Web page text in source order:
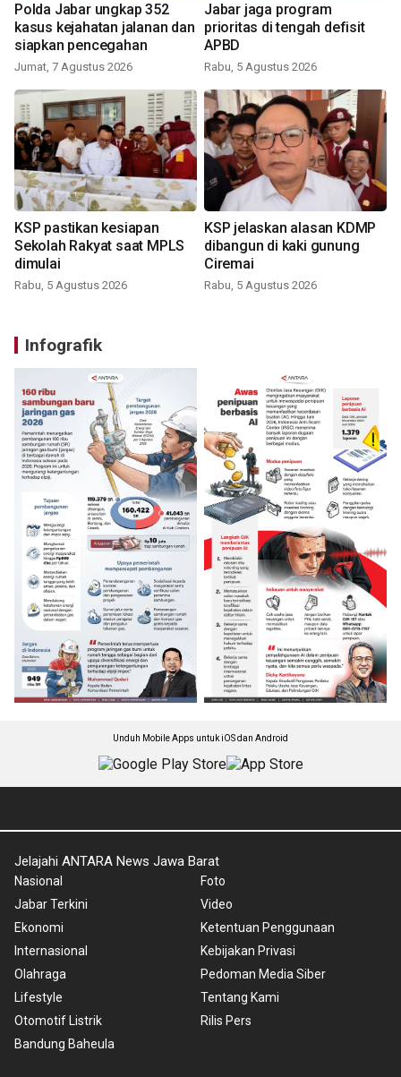
Polda Jabar ungkap 352
kasus kejahatan jalanan dan
siapkan pencegahan
Jumat, 7 Agustus 2026
Jabar jaga program
prioritas di tengah defisit
APBD
Rabu, 5 Agustus 2026
KSP pastikan kesiapan
Sekolah Rakyat saat MPLS
dimulai
Rabu, 5 Agustus 2026
KSP jelaskan alasan KDMP
dibangun di kaki gunung
Ciremai
Rabu, 5 Agustus 2026
Infografik
Unduh Mobile Apps untuk iOS dan Android
Jelajahi ANTARA News Jawa Barat
Nasional
Jabar Terkini
Ekonomi
Internasional
Olahraga
Lifestyle
Otomotif Listrik
Bandung Baheula
Foto
Video
Ketentuan Penggunaan
Kebijakan Privasi
Pedoman Media Siber
Tentang Kami
Rilis Pers